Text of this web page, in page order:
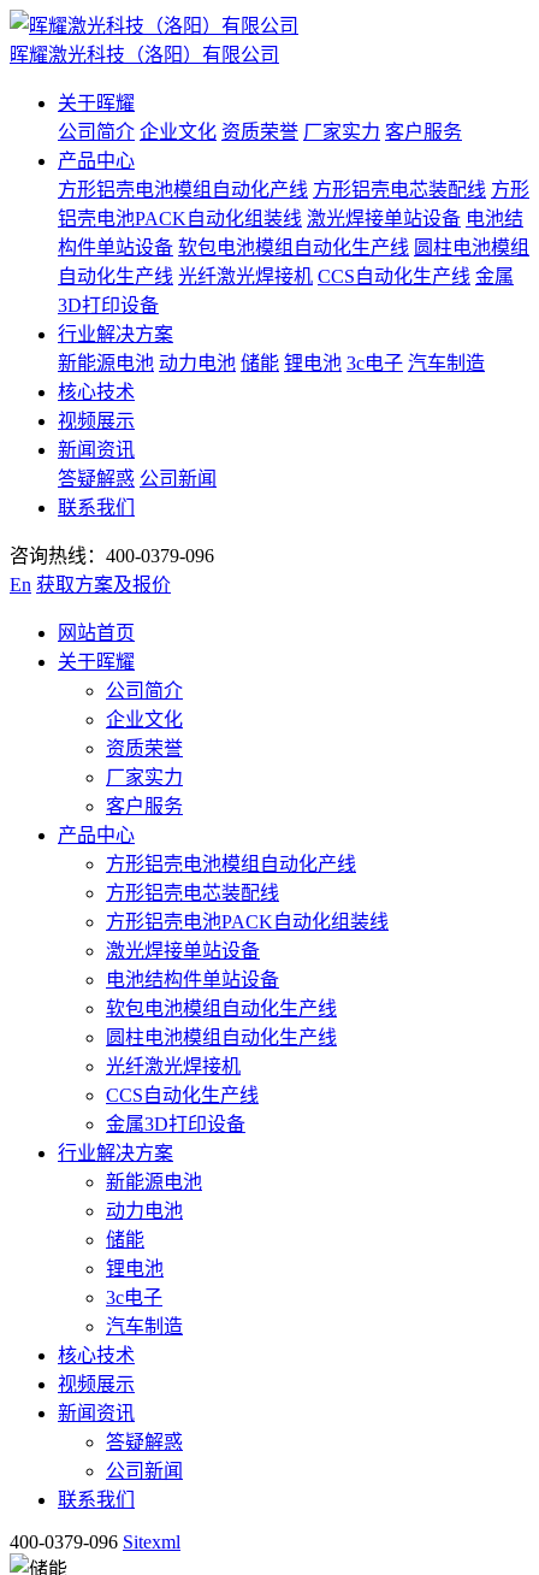
晖耀激光科技（洛阳）有限公司
关于晖耀
公司简介 企业文化 资质荣誉 厂家实力 客户服务
产品中心
方形铝壳电池模组自动化产线 方形铝壳电芯装配线 方形
铝壳电池PACK自动化组装线 激光焊接单站设备 电池结
构件单站设备 软包电池模组自动化生产线 圆柱电池模组
自动化生产线 光纤激光焊接机 CCS自动化生产线 金属
3D打印设备
行业解决方案
新能源电池 动力电池 储能 锂电池 3c电子 汽车制造
核心技术
视频展示
新闻资讯
答疑解惑 公司新闻
联系我们
咨询热线：400-0379-096
En 获取方案及报价
网站首页
关于晖耀
公司简介
企业文化
资质荣誉
厂家实力
客户服务
产品中心
方形铝壳电池模组自动化产线
方形铝壳电芯装配线
方形铝壳电池PACK自动化组装线
激光焊接单站设备
电池结构件单站设备
软包电池模组自动化生产线
圆柱电池模组自动化生产线
光纤激光焊接机
CCS自动化生产线
金属3D打印设备
行业解决方案
新能源电池
动力电池
储能
锂电池
3c电子
汽车制造
核心技术
视频展示
新闻资讯
答疑解惑
公司新闻
联系我们
400-0379-096 Sitexml